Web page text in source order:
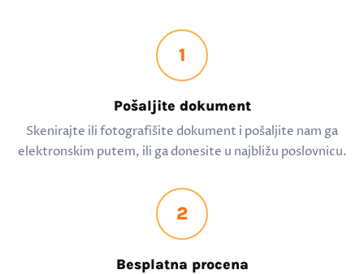
1
Pošaljite dokument
Skenirajte ili fotografišite dokument i pošaljite nam ga
elektronskim putem, ili ga donesite u najbližu poslovnicu.
2
Besplatna procena